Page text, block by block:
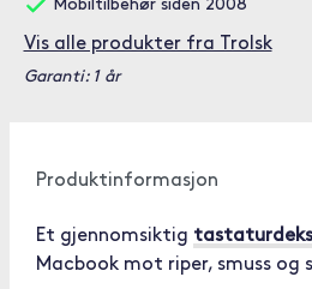
Mobiltilbehør siden 2008
Vis alle produkter fra Trolsk
Garanti: 1 år
Produktinformasjon
Et gjennomsiktig
Macbook mot riper, smuss og